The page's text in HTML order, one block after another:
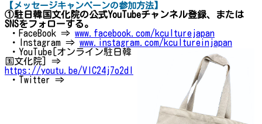
【メッセージキャンペーンの参加方法】
①駐日韓国文化院の公式YouTubeチャンネル登録、または
SNSをフォローする。
・FaceBook ⇒ www.facebook.com/kculturejapan
・Instagram ⇒ www.instagram.com/kcultureinjapan
・YouTube[オンライン駐日韓
国文化院] ⇒
https://youtu.be/VIC24j7o2dI
・Twitter ⇒